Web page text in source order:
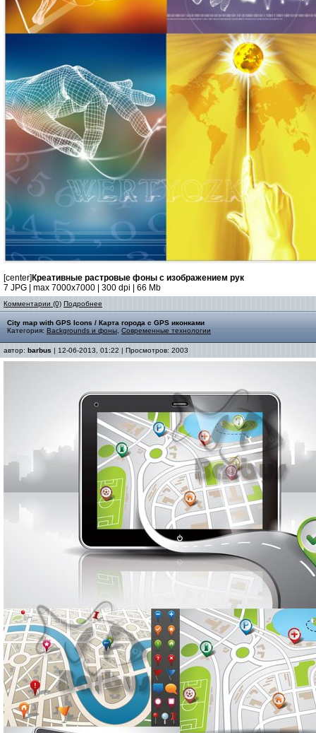
[center] Креативные растровые фоны с изображением рук
7 JPG | max 7000x7000 | 300 dpi | 66 Mb
Комментарии (0) Подробнее
City map with GPS Icons / Карта города с GPS иконками
Категория: Backgrounds и фоны Современные технологии
автор: barbus | 12-06-2013, 01:22 | Просмотров: 2003